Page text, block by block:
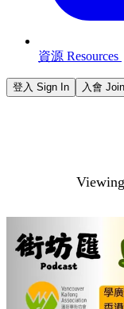
資源 Resources
登入 Sign In 入會